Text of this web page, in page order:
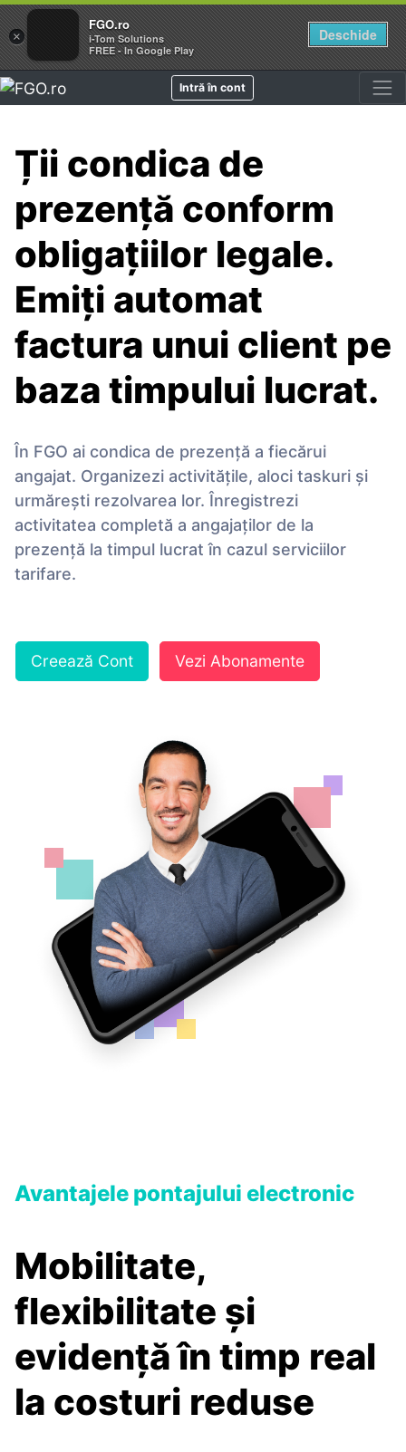
×
FGO.ro
i-Tom Solutions
FREE - In Google Play
Deschide
Intră în cont
Ții condica de
prezenţă conform
obligaţiilor legale.
Emiţi automat
factura unui client pe
baza timpului lucrat.
În FGO ai condica de prezenţă a fiecărui
angajat. Organizezi activităţile, aloci taskuri și
urmărești rezolvarea lor. Înregistrezi
activitatea completă a angajaţilor de la
prezenţă la timpul lucrat în cazul serviciilor
tarifare.
Creează Cont Vezi Abonamente
Avantajele pontajului electronic
Mobilitate,
flexibilitate și
evidență în timp real
la costuri reduse